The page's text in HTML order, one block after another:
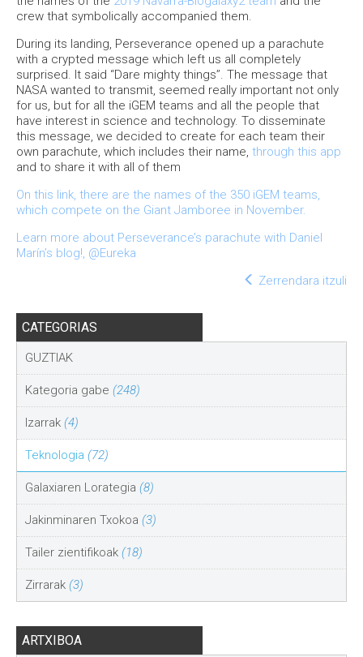
crew that symbolically accompanied them.
During its landing, Perseverance opened up a parachute
with a crypted message which left us all completely
surprised. It said ‘‘Dare mighty things’’. The message that
NASA wanted to transmit, seemed really important not only
for us, but for all the iGEM teams and all the people that
have interest in science and technology. To disseminate
this message, we decided to create for each team their
own parachute, which includes their name, through this app
and to share it with all of them
On this link, there are the names of the 350 iGEM teams,
which compete on the Giant Jamboree in November.
Learn more about Perseverance’s parachute with Daniel
Marín’s blog!, @Eureka
Zerrendara itzuli
CATEGORIAS
GUZTIAK
Kategoria gabe (248)
Izarrak (4)
Teknologia (72)
Galaxiaren Lorategia (8)
Jakinminaren Txokoa (3)
Tailer zientifikoak (18)
Zirrarak (3)
ARTXIBOA